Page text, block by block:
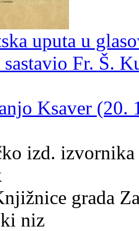
uputa u
Fr. Š.
Ksaver (20.
izd.
grada
niz